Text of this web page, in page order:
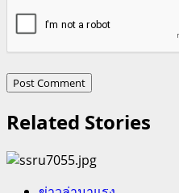
Related Stories